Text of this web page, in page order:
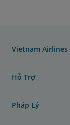
Vietnam Airlines
Hỗ Trợ
Pháp Lý